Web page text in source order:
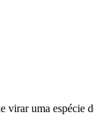
uma espécie